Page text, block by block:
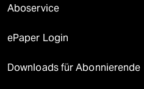
Aboservice
ePaper Login
Downloads für Abonnierende